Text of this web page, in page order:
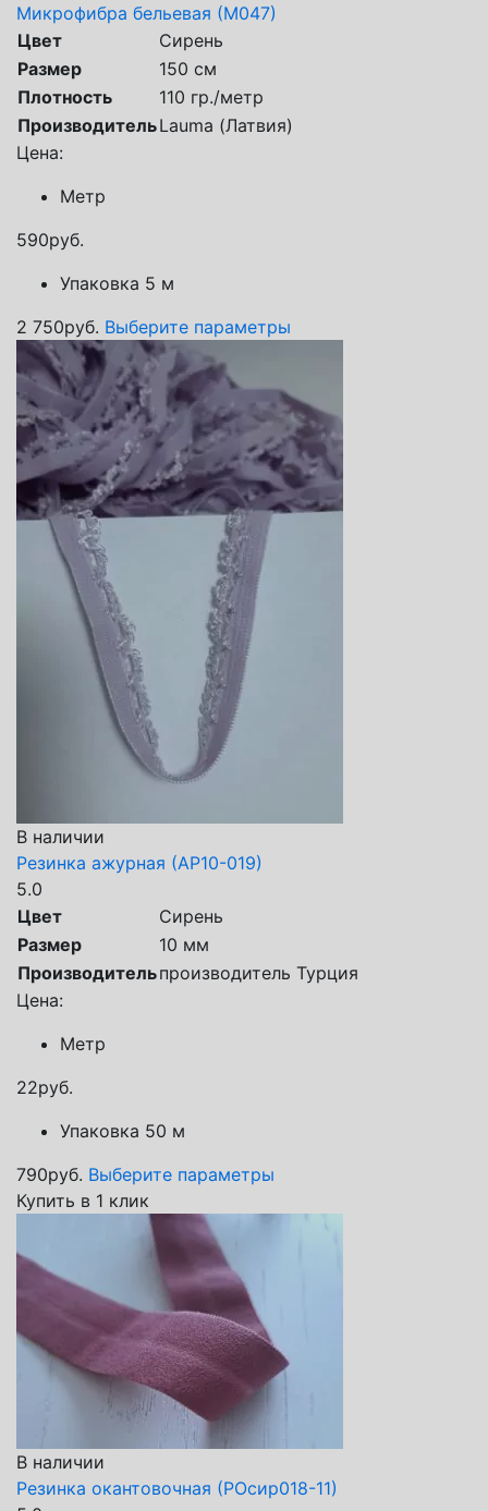
Микрофибра бельевая (М047)
Цвет
Сирень
Размер
150 см
Плотность
110 гр./метр
ПроизводительLauma (Латвия)
Цена:
Метр
590руб.
Упаковка 5 м
2 750руб. Выберите параметры
В наличии
Резинка ажурная (АР10-019)
5.0
Цвет
Сирень
Размер
10 мм
Производительпроизводитель Турция
Цена:
Метр
22руб.
Упаковка 50 м
790руб. Выберите параметры
Купить в 1 клик
В наличии
Резинка окантовочная (РОсир018-11)